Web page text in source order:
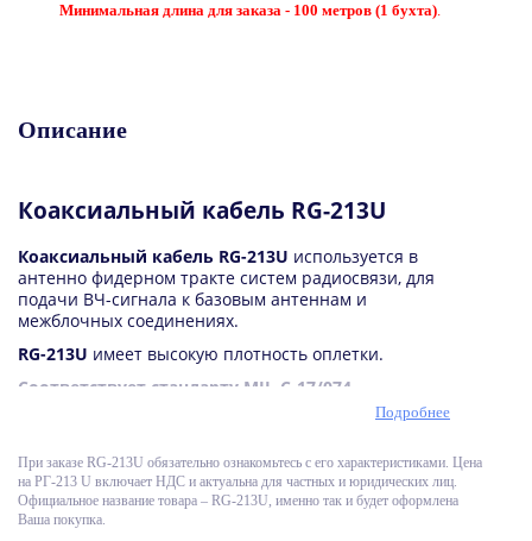
Минимальная длина для заказа - 100 метров (1 бухта).
Описание
Коаксиальный кабель RG-213U
Коаксиальный кабель RG-213U используется в
антенно фидерном тракте систем радиосвязи, для
подачи ВЧ-сигнала к базовым антеннам и
межблочных соединениях.
RG-213U имеет высокую плотность оплетки.
Соответствует стандарту MIL-C-17/074.
Характеристики коаксиального кабеля RG-213U
Диаметр: оболочка - 10,3 мм; внешний
проводник - 7,56 мм; оплетка - 8,3 мм;
диэлектрик - 7,24 мм; центральный проводник -
2,2 (7х0,752) мм.
Материал: Оболочка - поливинилхлорид;
Подробнее
При заказе RG-213U обязательно ознакомьтесь с его характеристиками. Цена
на РГ-213 U включает НДС и актуальна для частных и юридических лиц.
Официальное название товара – RG-213U, именно так и будет оформлена
Ваша покупка.